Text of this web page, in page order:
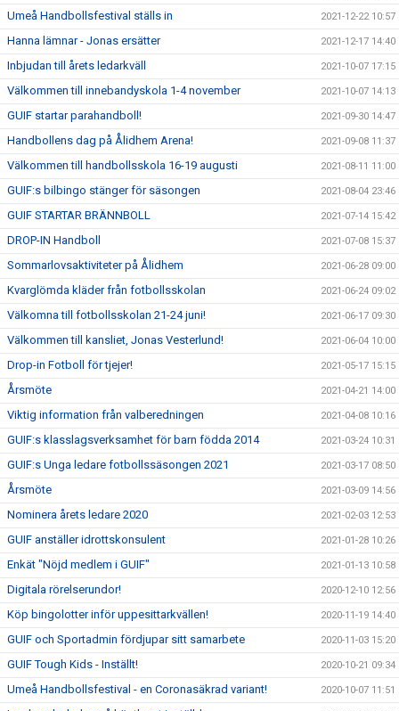
Umeå Handbollsfestival ställs in 2021-12-22 10:57
Hanna lämnar - Jonas ersätter 2021-12-17 14:40
Inbjudan till årets ledarkväll 2021-10-07 17:15
Välkommen till innebandyskola 1-4 november 2021-10-07 14:13
GUIF startar parahandboll! 2021-09-30 14:47
Handbollens dag på Ålidhem Arena! 2021-09-08 11:37
Välkommen till handbollsskola 16-19 augusti 2021-08-11 11:00
GUIF:s bilbingo stänger för säsongen 2021-08-04 23:46
GUIF STARTAR BRÄNNBOLL 2021-07-14 15:42
DROP-IN Handboll 2021-07-08 15:37
Sommarlovsaktiviteter på Ålidhem 2021-06-28 09:00
Kvarglömda kläder från fotbollsskolan 2021-06-24 09:02
Välkomna till fotbollsskolan 21-24 juni! 2021-06-17 09:30
Välkommen till kansliet, Jonas Vesterlund! 2021-06-04 10:00
Drop-in Fotboll för tjejer! 2021-05-17 15:15
Årsmöte 2021-04-21 14:00
Viktig information från valberedningen 2021-04-08 10:16
GUIF:s klasslagsverksamhet för barn födda 2014 2021-03-24 10:31
GUIF:s Unga ledare fotbollssäsongen 2021 2021-03-17 08:50
Årsmöte 2021-03-09 14:56
Nominera årets ledare 2020 2021-02-03 12:53
GUIF anställer idrottskonsulent 2021-01-28 10:26
Enkät "Nöjd medlem i GUIF" 2021-01-13 10:58
Digitala rörelserundor! 2020-12-10 12:56
Köp bingolotter inför uppesittarkvällen! 2020-11-19 14:40
GUIF och Sportadmin fördjupar sitt samarbete 2020-11-03 15:20
GUIF Tough Kids - Inställt! 2020-10-21 09:34
Umeå Handbollsfestival - en Coronasäkrad variant! 2020-10-07 11:51